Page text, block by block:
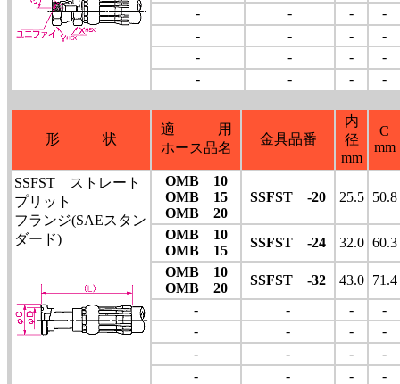
-
- -
-
-
- -
-
-
- -
-
-
- - -
形 状
適 用
ホース品名
金具品番
内
径
mm
C
mm
SSFST ストレート
プリット
フランジ(SAEスタン
ダード)
OMB 10
OMB 15
OMB 20
SSFST -20 25.5 50.8
OMB 10
OMB 15
SSFST -24 32.0 60.3
OMB 10
OMB 20
SSFST -32 43.0
71.4
-
- -
-
-
- -
-
-
- -
-
-
- - -